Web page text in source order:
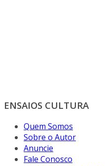
ENSAIOS CULTURA
Quem Somos
Sobre o Autor
Anuncie
Fale Conosco